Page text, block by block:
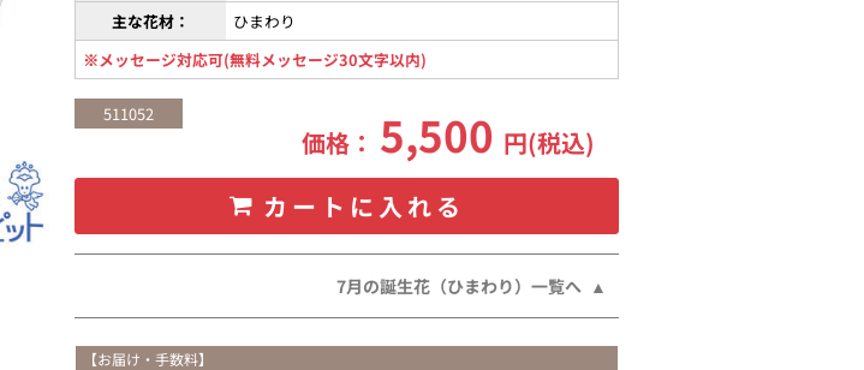
主な花材：
ひまわり
※メッセージ対応可(無料メッセージ30文字以内)
511052
価格： 5,500 円(税込)
カートに入れる
7月の誕生花（ひまわり）一覧へ
【お届け・手数料】